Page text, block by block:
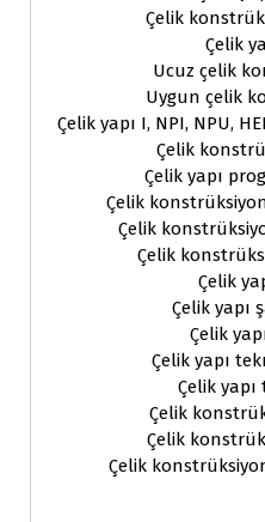
Çelik
Çelik
Ucuz çelik
Uygun çelik
Çelik yapı I, NPI, NPU,
Çelik
Çelik yapı
Çelik
Çelik
Çelik
Çelik
Çelik yapı
Çelik
Çelik yapı
Çelik yapı
Çelik
Çelik
Çelik